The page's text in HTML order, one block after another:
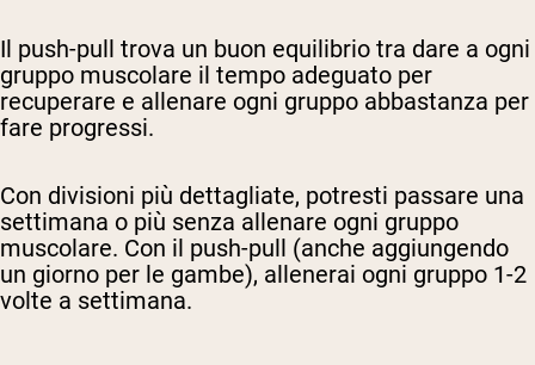
Il push-pull trova un buon equilibrio tra dare a ogni
gruppo muscolare il tempo adeguato per
recuperare e allenare ogni gruppo abbastanza per
fare progressi.
Con divisioni più dettagliate, potresti passare una
settimana o più senza allenare ogni gruppo
muscolare. Con il push-pull (anche aggiungendo
un giorno per le gambe), allenerai ogni gruppo 1-2
volte a settimana.